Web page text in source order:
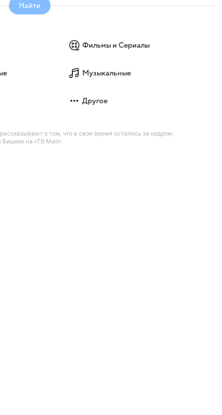
Найти
Фильмы и Сериалы
Музыкальные
Другое
о том, что в свое время осталось за кадром,
на «ТВ Mail».